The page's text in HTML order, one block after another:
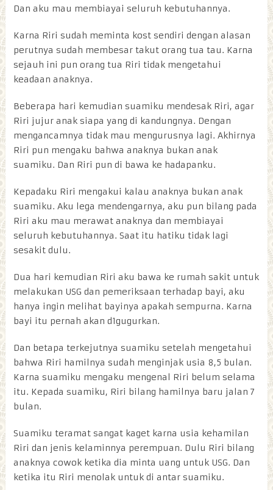
Dan aku mau membiayai seluruh kebutuhannya.
Karna Riri sudah meminta kost sendiri dengan alasan
perutnya sudah membesar takut orang tua tau. Karna
sejauh ini pun orang tua Riri tidak mengetahui
keadaan anaknya.
Beberapa hari kemudian suamiku mendesak Riri, agar
Riri jujur anak siapa yang di kandungnya. Dengan
mengancamnya tidak mau mengurusnya lagi. Akhirnya
Riri pun mengaku bahwa anaknya bukan anak
suamiku. Dan Riri pun di bawa ke hadapanku.
Kepadaku Riri mengakui kalau anaknya bukan anak
suamiku. Aku lega mendengarnya, aku pun bilang pada
Riri aku mau merawat anaknya dan membiayai
seluruh kebutuhannya. Saat itu hatiku tidak lagi
sesakit dulu.
Dua hari kemudian Riri aku bawa ke rumah sakit untuk
melakukan USG dan pemeriksaan terhadap bayi, aku
hanya ingin melihat bayinya apakah sempurna. Karna
bayi itu pernah akan d1gugurkan.
Dan betapa terkejutnya suamiku setelah mengetahui
bahwa Riri hamilnya sudah menginjak usia 8,5 bulan.
Karna suamiku mengaku mengenal Riri belum selama
itu. Kepada suamiku, Riri bilang hamilnya baru jalan 7
bulan.
Suamiku teramat sangat kaget karna usia kehamilan
Riri dan jenis kelaminnya perempuan. Dulu Riri bilang
anaknya cowok ketika dia minta uang untuk USG. Dan
ketika itu Riri menolak untuk di antar suamiku.